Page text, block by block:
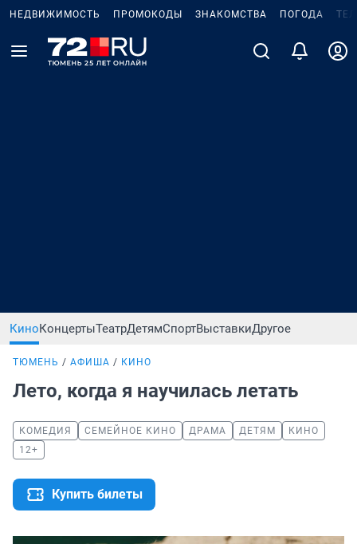
НЕДВИЖИМОСТЬ ПРОМОКОДЫ ЗНАКОМСТВА ПОГОДА
КиноКонцертыТеатрДетямСпортВыставкиДругое
ТЮМЕНЬ АФИША КИНО
Лето, когда я научилась летать
КОМЕДИЯ СЕМЕЙНОЕ КИНО ДРАМА ДЕТЯМ
КИНО
12+
Купить билеты